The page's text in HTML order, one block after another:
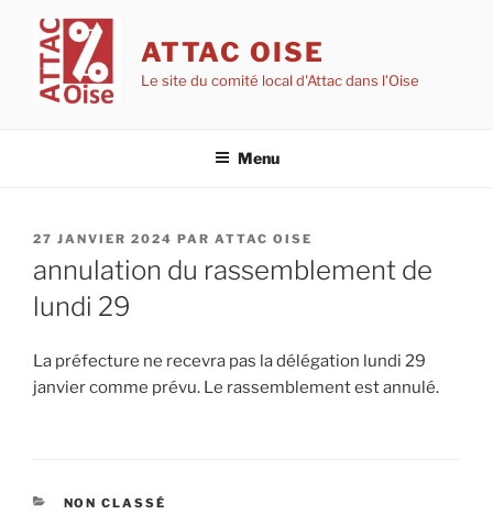
contenu
principal
ATTAC OISE
Le site du comité local d'Attac dans l'Oise
Menu
PUBLIÉ
27 JANVIER 2024 PAR ATTAC OISE
annulation du rassemblement de
lundi 29
La préfecture ne recevra pas la délégation lundi 29
janvier comme prévu. Le rassemblement est annulé.
CATÉGORIES
NON CLASSÉ